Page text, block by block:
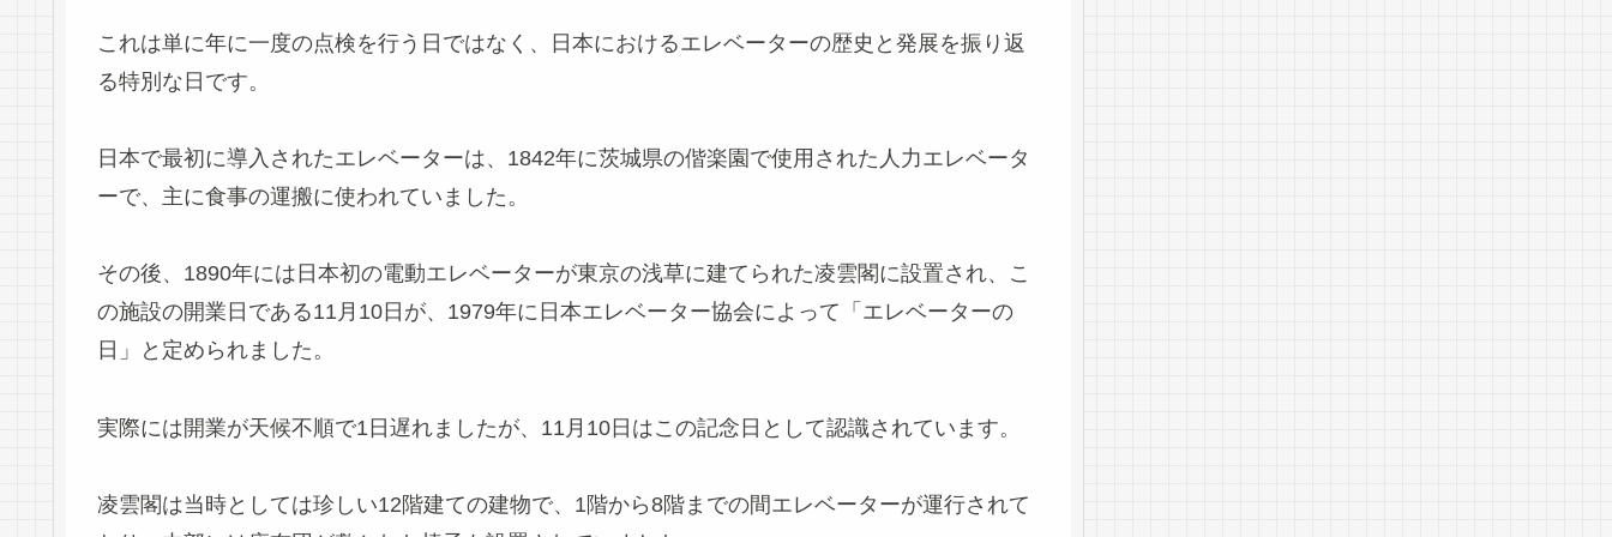
これは単に年に一度の点検を行う日ではなく、日本におけるエレベーターの歴史と発展を振り返
る特別な日です。
日本で最初に導入されたエレベーターは、1842年に茨城県の偕楽園で使用された人力エレベータ
ーで、主に食事の運搬に使われていました。
その後、1890年には日本初の電動エレベーターが東京の浅草に建てられた凌雲閣に設置され、こ
の施設の開業日である11月10日が、1979年に日本エレベーター協会によって「エレベーターの
日」と定められました。
実際には開業が天候不順で1日遅れましたが、11月10日はこの記念日として認識されています。
凌雲閣は当時としては珍しい12階建ての建物で、1階から8階までの間エレベーターが運行されて